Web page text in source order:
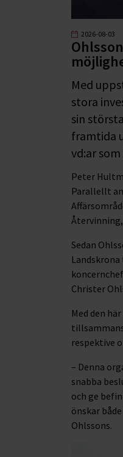
2026-08-03
Med
stora
sin
framtida
vd:ar
Peter
Parallellt
Sedan
Christer
Med den
respektive
– Denna
snabba
och ge
önskar
Ohlssons.